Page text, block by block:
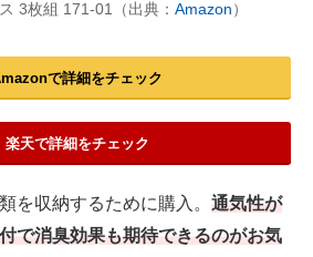
3枚組 171-01（出典： Amazon）
で詳細をチェック
楽天で詳細をチェック
を収納するために購入。 通気性が
で消臭効果も期待できるのがお気